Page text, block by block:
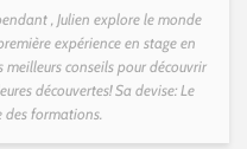
, Julien explore le monde
expérience en stage en
meilleurs conseils pour découvrir
découvertes! Sa devise: Le
des formations.